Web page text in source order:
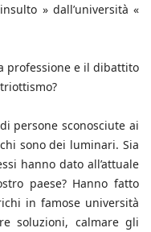
» dall’università «
professione e il dibattito
persone sconosciute ai
sono dei luminari. Sia
hanno dato all’attuale
paese? Hanno fatto
in famose università
soluzioni, calmare gli